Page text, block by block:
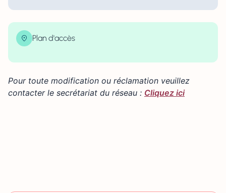
Plan d'accès
×
−
Pour toute modification ou réclamation veuillez
contacter le secrétariat du réseau : Cliquez ici